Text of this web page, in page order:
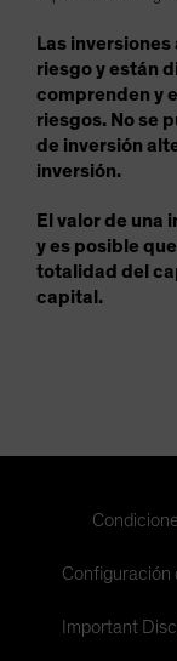
Las
riesgo y están
comprenden y
riesgos. No se
de inversión
inversión.
El valor de una
y es posible
totalidad del
capital.
Configuración
Important